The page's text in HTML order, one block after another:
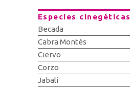
Especies cinegéticas
Becada
Cabra Montés
Ciervo
Corzo
Jabalí